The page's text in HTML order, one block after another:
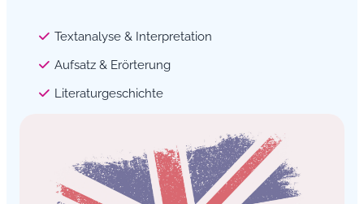
Textanalyse & Interpretation
Aufsatz & Erörterung
Literaturgeschichte